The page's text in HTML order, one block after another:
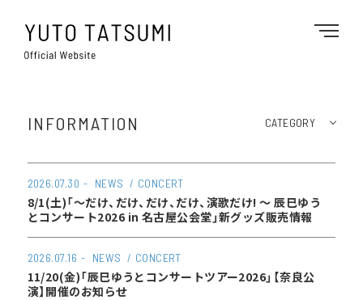
INFORMATION CATEGORY
2026.07.30 NEWS CONCERT
8/1(土)「～だけ、だけ、だけ、だけ、演歌だけ! ～ 辰巳ゆう
とコンサート2026 in 名古屋公会堂」新グッズ販売情報
2026.07.16 NEWS CONCERT
11/20(金)「辰巳ゆうとコンサートツアー2026」【奈良公
演】開催のお知らせ